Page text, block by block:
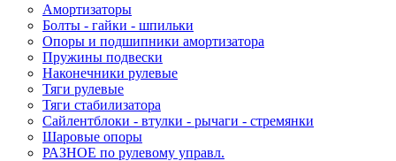
Амортизаторы
Болты - гайки - шпильки
Опоры и подшипники амортизатора
Пружины подвески
Наконечники рулевые
Тяги рулевые
Тяги стабилизатора
Сайлентблоки - втулки - рычаги - стремянки
Шаровые опоры
РАЗНОЕ по рулевому управл.